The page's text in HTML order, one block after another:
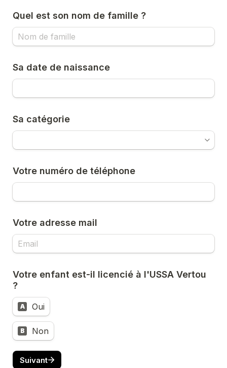
Quel est son nom de famille ?
Sa date de naissance
Sa catégorie
Votre numéro de téléphone
Votre adresse mail
Votre enfant est-il licencié à l'USSA Vertou
?
A Oui
B Non
Suivant